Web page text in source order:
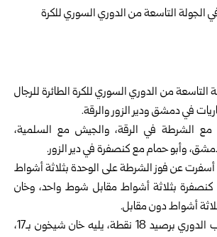
التاسعة من الدوري السوري للكرة الطائرةللرجال
في دمشق ودير الزور والرقة.
مع الشرطة في الرقة، والجيش مع السلمية،
وأبو حمام مع كنصفرة في دير الزور.
أسفرت عن فوز الشرطة على الوحدة بثلاثة أشواط
بثلاثة أشواط مقابل شوط واحد، وخان
أشواط دون مقابل.
ويتصدر الشرطة ترتيب الدوري برصيد 18 نقطة، يليه خان شيخون بـ17،